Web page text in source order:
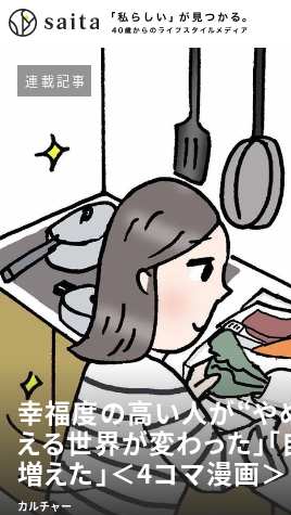
連載記事
幸福度の高い人が“や
える世界が変わった」
増えた」＜4コマ漫画＞
カルチャー